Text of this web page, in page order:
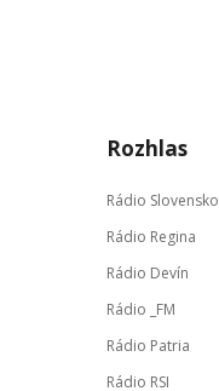
Rozhlas
Rádio Slovensko
Rádio Regina
Rádio Devín
Rádio _FM
Rádio Patria
Rádio RSI